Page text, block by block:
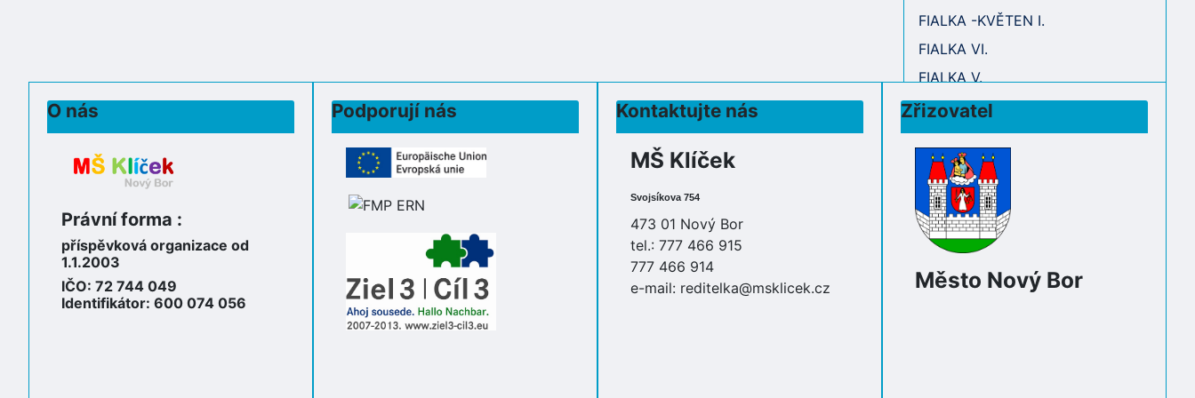
FIALKA -KVĚTEN I.
FIALKA VI.
FIALKA V.
O nás
Právní forma :
příspěvková organizace od
1.1.2003
IČO: 72 744 049
Identifikátor: 600 074 056
Podporují nás Kontaktujte nás
MŠ Klíček
Svojsíkova 754
473 01 Nový Bor
tel.: 777 466 915
777 466 914
e-mail: reditelka@msklicek.cz
Zřizovatel
Město Nový Bor